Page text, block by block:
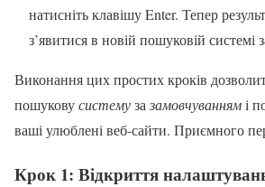
натисніть клавішу Enter. Тепер
з’явитися в новій пошуковій системі
Виконання цих простих кроків
пошуковусистемуза замовчуваннямі
ваші улюблені веб-сайти. Приємного
Крок 1: Відкриття